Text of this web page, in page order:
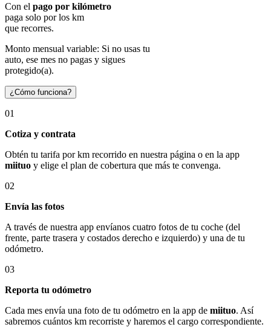
Con el pago por kilómetro
paga solo por los km
que recorres.
Monto mensual variable: Si no usas tu
auto, ese mes no pagas y sigues
protegido(a).
¿Cómo funciona?
01
Cotiza y contrata
Obtén tu tarifa por km recorrido en nuestra página o en la app
miituo y elige el plan de cobertura que más te convenga.
02
Envía las fotos
A través de nuestra app envíanos cuatro fotos de tu coche (del
frente, parte trasera y costados derecho e izquierdo) y una de tu
odómetro.
03
Reporta tu odómetro
Cada mes envía una foto de tu odómetro en la app de miituo. Así
sabremos cuántos km recorriste y haremos el cargo correspondiente.